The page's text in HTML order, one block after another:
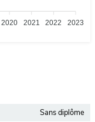
2020 2021 2022 2023
Sans diplôme